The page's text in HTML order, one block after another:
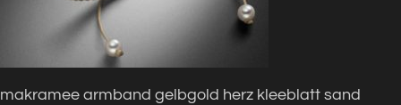
makramee armband gelbgold herz kleeblatt sand